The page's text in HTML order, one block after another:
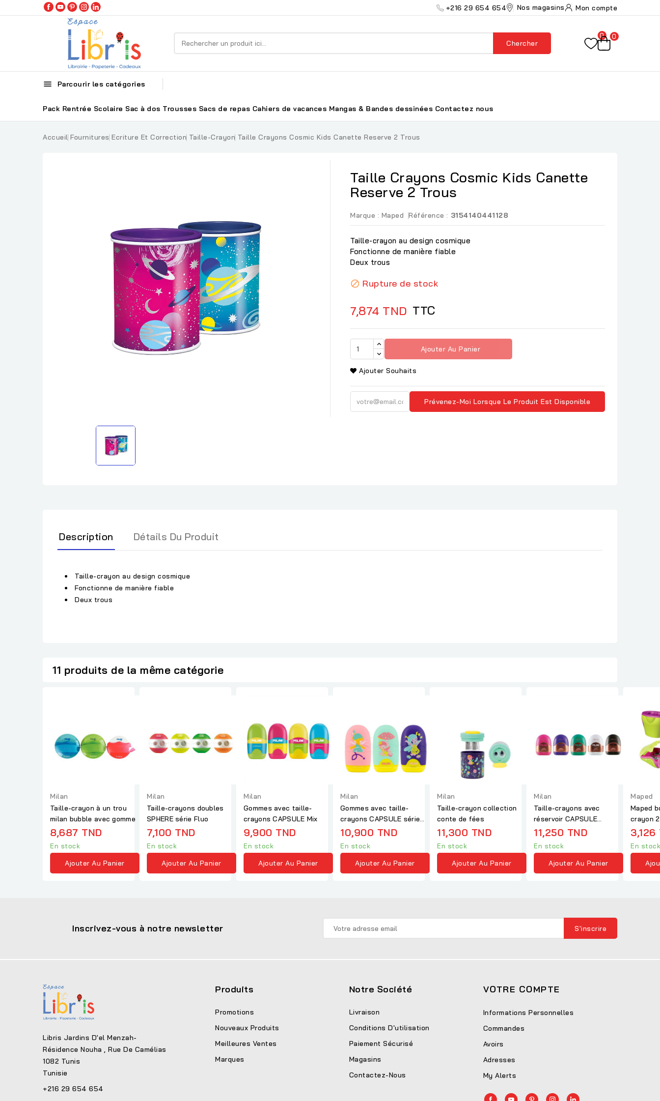
+216 29 654 654 Nos magasins Mon compte
Chercher
0 0
 Parcourir les catégories
Pack Rentrée Scolaire Sac à dos Trousses Sacs de repas Cahiers de vacances Mangas & Bandes dessinées Contactez nous
Accueil Fournitures Ecriture Et Correction Taille-Crayon Taille Crayons Cosmic Kids Canette Reserve 2 Trous
Taille Crayons Cosmic Kids Canette
Reserve 2 Trous
Marque : Maped Référence : 3154140441128
Taille-crayon au design cosmique
Fonctionne de manière fiable
Deux trous
 Rupture de stock
7,874 TND TTC
Ajouter Au Panier
Ajouter Souhaits
Prévenez-Moi Lorsque Le Produit Est Disponible
Description Détails Du Produit
Taille-crayon au design cosmique
Fonctionne de manière fiable
Deux trous
11 produits de la même catégorie
Milan
Taille-crayon à un trou
milan bubble avec gomme
8,687 TND
En stock
Ajouter Au Panier
Milan
Taille-crayons doubles
SPHERE série Fluo
7,100 TND
En stock
Ajouter Au Panier
Milan
Gommes avec taille-
crayons CAPSULE Mix
9,900 TND
En stock
Ajouter Au Panier
Milan
Gommes avec taille-
crayons CAPSULE série
spéciale Fairy Tale
10,900 TND
En stock
Ajouter Au Panier
Milan
Taille-crayon collection
conte de fées
11,300 TND
En stock
Ajouter Au Panier
Milan
Taille-crayons avec
réservoir CAPSULE
Copper
11,250 TND
En stock
Ajouter Au Panier
Maped
Maped
crayon
3,126
En stock
Inscrivez-vous à notre newsletter
Libris Jardins D'el Menzah-
Résidence Nouha , Rue De Camélias
1082 Tunis
Tunisie
+216 29 654 654
Produits
Promotions
Nouveaux Produits
Meilleures Ventes
Marques
Notre Société
Livraison
Conditions D'utilisation
Paiement Sécurisé
Magasins
Contactez-Nous
VOTRE COMPTE
Informations Personnelles
Commandes
Avoirs
Adresses
My Alerts